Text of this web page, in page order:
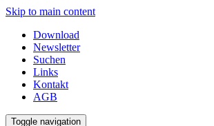
Skip to main content
Download
Newsletter
Suchen
Links
Kontakt
AGB
Toggle navigation